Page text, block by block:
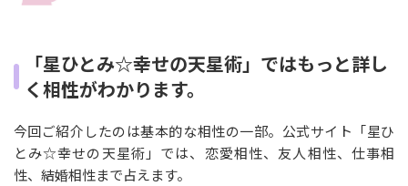
「星ひとみ☆幸せの天星術」ではもっと詳し
く相性がわかります。
今回ご紹介したのは基本的な相性の一部。公式サイト「星ひ
とみ☆幸せの天星術」では、恋愛相性、友人相性、仕事相
性、結婚相性まで占えます。